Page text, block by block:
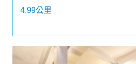
4.99公里